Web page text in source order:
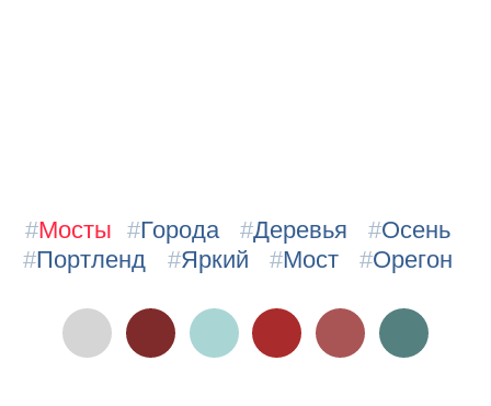
#Мосты #Города #Деревья #Осень
#Портленд #Яркий #Мост #Орегон